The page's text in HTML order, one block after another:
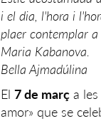
i el dia, l'hora i
plaer contemplar a
Maria Kabanova.
Bella Ajmadúlina
El 7 de març a les
amor» que se